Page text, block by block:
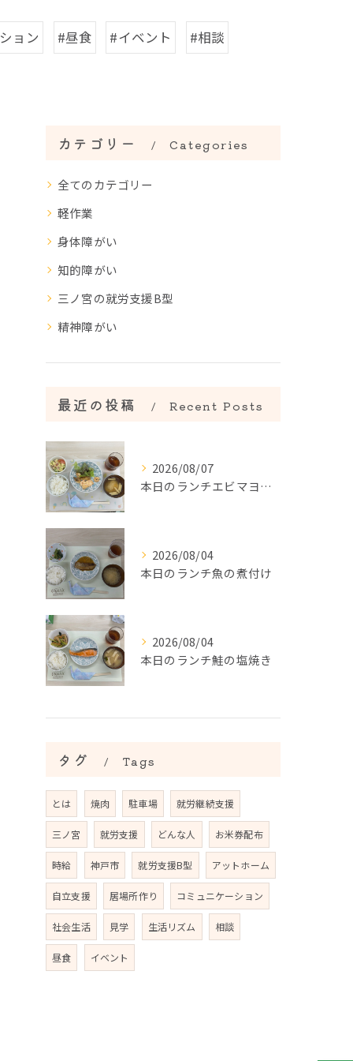
ョン #昼食 #イベント
#相談
カテゴリー Categories
全てのカテゴリー
軽作業
身体障がい
知的障がい
三ノ宮の就労支援B型
精神障がい
最近の投稿 Recent Posts
2026/08/07
本日のランチエビマヨ＆エビのアヒージョ
2026/08/04
本日のランチ魚の煮付け
2026/08/04
本日のランチ鮭の塩焼き
タグ Tags
とは 焼肉 駐車場 就労継続支援
三ノ宮 就労支援 どんな人 お米券配布
時給 神戸市 就労支援B型 アットホーム
自立支援 居場所作り コミュニケーション
社会生活 見学 生活リズム 相談
昼食 イベント